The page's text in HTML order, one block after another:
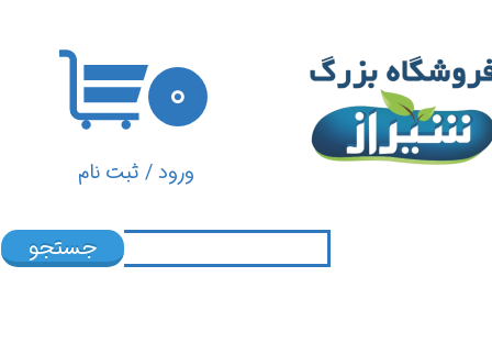
ورود/ ثبت نام
تغییر گذر واژه
سفارشات
۰
جستجو